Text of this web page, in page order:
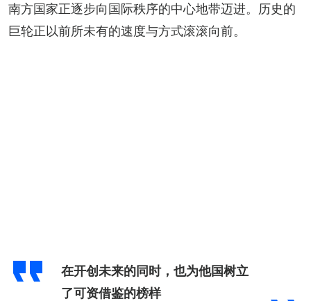
南方国家正逐步向国际秩序的中心地带迈进。历史的
巨轮正以前所未有的速度与方式滚滚向前。
在开创未来的同时，也为他国树立
了可资借鉴的榜样